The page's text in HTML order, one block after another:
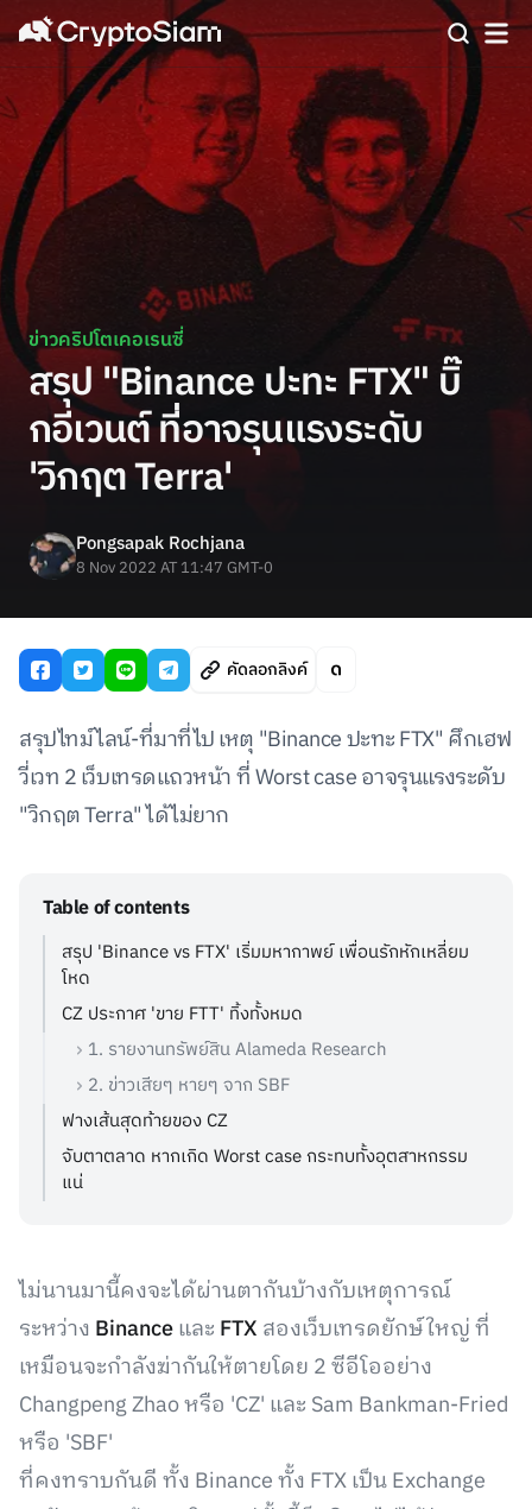
ข่าวคริปโตเคอเรนซี่
สรุป "Binance ปะทะ FTX" บิ๊
กอีเวนต์ ที่อาจรุนแรงระดับ
'วิกฤต Terra'
Pongsapak Rochjana
8 Nov 2022 AT 11:47 GMT-0
คัดลอกลิงค์
สรุปไทม์ไลน์-ที่มาที่ไป เหตุ "Binance ปะทะ FTX" ศึกเฮฟ
วี่เวท 2 เว็บเทรดแถวหน้า ที่ Worst case อาจรุนแรงระดับ
"วิกฤต Terra" ได้ไม่ยาก
Table of contents
สรุป 'Binance vs FTX' เริ่มมหากาพย์ เพื่อนรักหักเหลี่ยม
โหด
CZ ประกาศ 'ขาย FTT' ทิ้งทั้งหมด
1. รายงานทรัพย์สิน Alameda Research
2. ข่าวเสียๆ หายๆ จาก SBF
ฟางเส้นสุดท้ายของ CZ
จับตาตลาด หากเกิด Worst case กระทบทั้งอุตสาหกรรม
แน่
ไม่นานมานี้คงจะได้ผ่านตากันบ้างกับเหตุการณ์
ระหว่าง Binanceและ FTX สองเว็บเทรดยักษ์ใหญ่ ที่
เหมือนจะกำลังฆ่ากันให้ตายโดย 2 ซีอีโออย่าง
Changpeng Zhao หรือ 'CZ' และ Sam Bankman-Fried
หรือ 'SBF'
ที่คงทราบกันดี ทั้ง Binance ทั้ง FTX เป็น Exchange